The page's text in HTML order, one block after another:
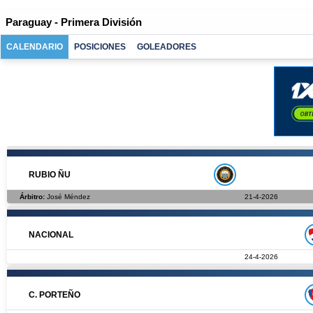
Paraguay - Primera División
CALENDARIO POSICIONES GOLEADORES
RUBIO ÑU
Árbitro: José Méndez 21-4-2026
NACIONAL
24-4-2026
C. PORTEÑO